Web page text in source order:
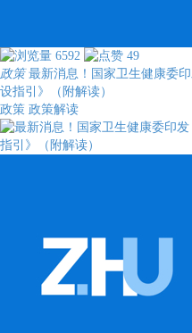
6592
49
政策最新消息！国家卫生健康委
设指引》（附解读）
政策 政策解读